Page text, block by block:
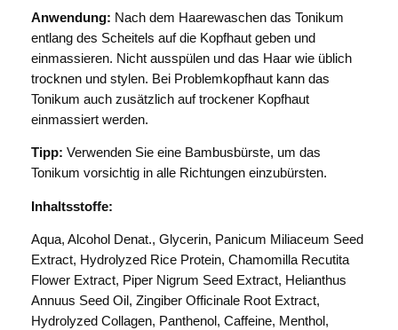
D
e
r
f
a
b
h
f
t
e
G
a
r
Anwendung: Nach dem Haarewaschen das Tonikum
entlang des Scheitels auf die Kopfhaut geben und
einmassieren. Nicht ausspülen und das Haar wie üblich
trocknen und stylen. Bei Problemkopfhaut kann das
Tonikum auch zusätzlich auf trockener Kopfhaut
einmassiert werden.
Tipp: Verwenden Sie eine Bambusbürste, um das
Tonikum vorsichtig in alle Richtungen einzubürsten.
Inhaltsstoffe:
Aqua, Alcohol Denat., Glycerin, Panicum Miliaceum Seed
Extract, Hydrolyzed Rice Protein, Chamomilla Recutita
Flower Extract, Piper Nigrum Seed Extract, Helianthus
Annuus Seed Oil, Zingiber Officinale Root Extract,
Hydrolyzed Collagen, Panthenol, Caffeine, Menthol,